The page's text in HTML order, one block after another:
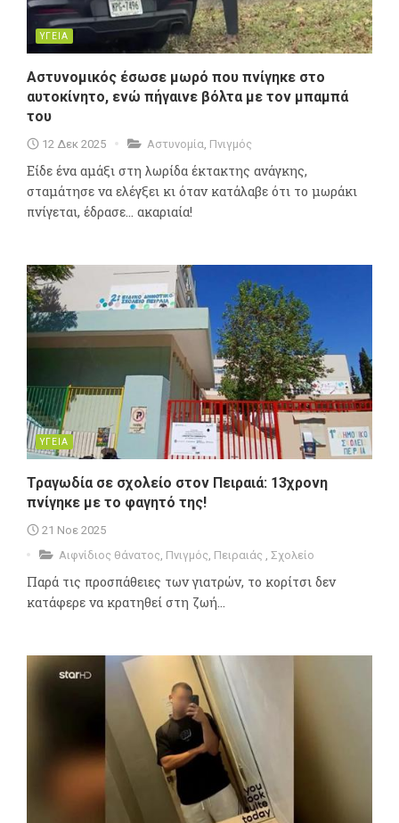
ΥΓΕΙΑ
Αστυνομικός έσωσε μωρό που πνίγηκε στο
αυτοκίνητο, ενώ πήγαινε βόλτα με τον μπαμπά
του
12 Δεκ 2025 Αστυνομία, Πνιγμός
Είδε ένα αμάξι στη λωρίδα έκτακτης ανάγκης,
σταμάτησε να ελέγξει κι όταν κατάλαβε ότι το μωράκι
πνίγεται, έδρασε... ακαριαία!
ΥΓΕΙΑ
Τραγωδία σε σχολείο στον Πειραιά: 13χρονη
πνίγηκε με το φαγητό της!
21 Νοε 2025
Αιφνίδιος θάνατος, Πνιγμός, Πειραιάς , Σχολείο
Παρά τις προσπάθειες των γιατρών, το κορίτσι δεν
κατάφερε να κρατηθεί στη ζωή...